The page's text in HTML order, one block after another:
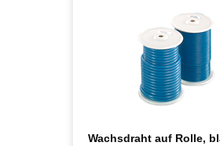
Wachsdraht auf Rolle,